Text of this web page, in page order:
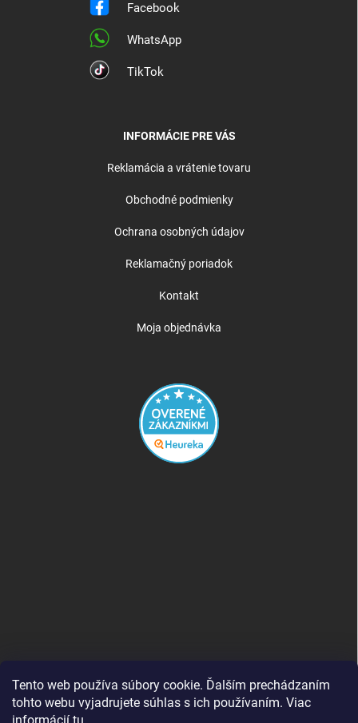
Tento web používa súbory cookie. Ďalším prechádzaním
tohto webu vyjadrujete súhlas s ich používaním. Viac
Facebook
WhatsApp
TikTok
INFORMÁCIE PRE VÁS
Reklamácia a vrátenie tovaru
Obchodné podmienky
Ochrana osobných údajov
Reklamačný poriadok
Kontakt
Moja objednávka